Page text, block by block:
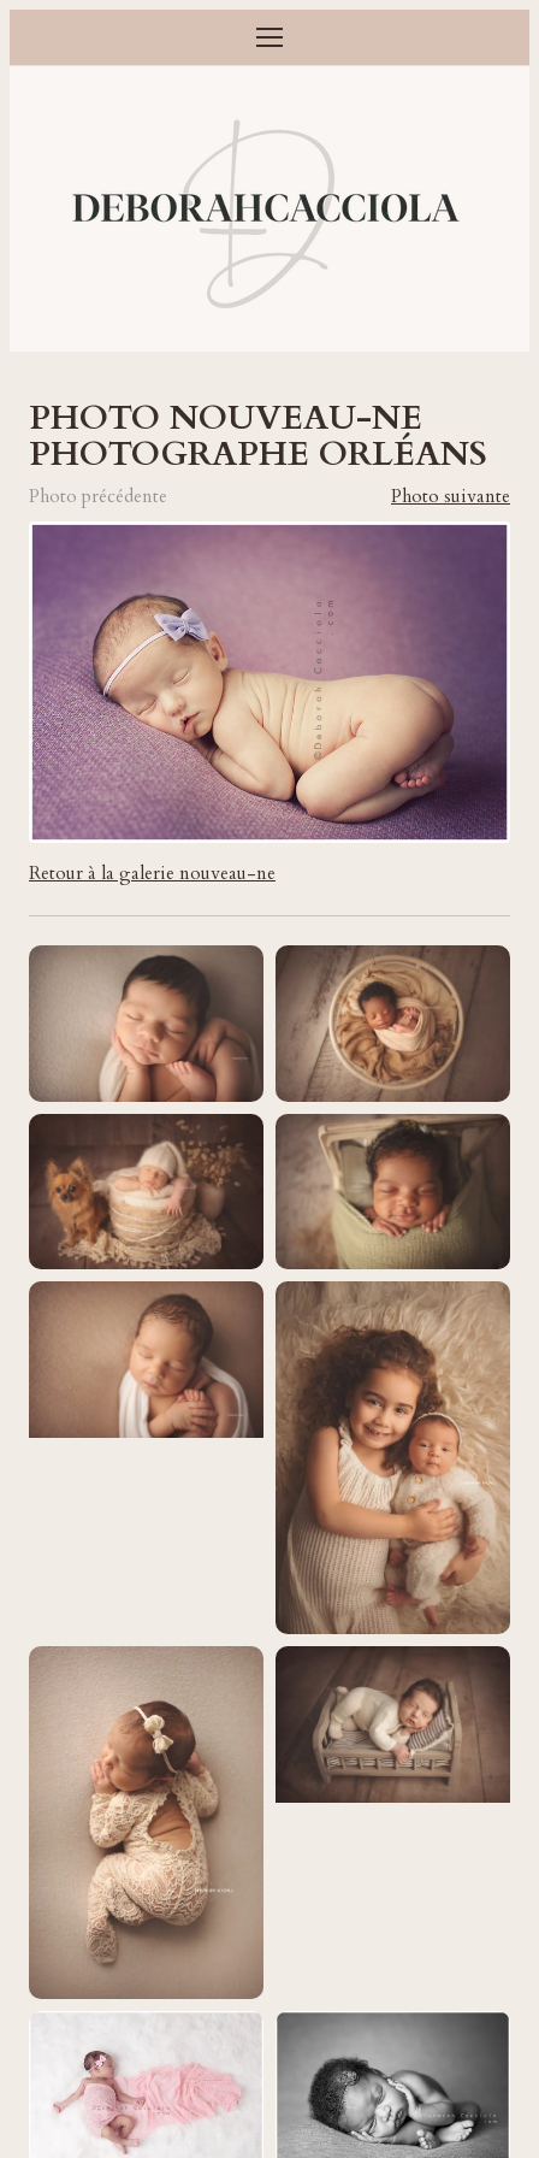
Ouvrir le menu
Photographe grossesse, naissance, bébé et famille à Orléans
PHOTO NOUVEAU-NE
PHOTOGRAPHE ORLÉANS
Photo précédente Photo suivante
Retour à la galerie nouveau-ne